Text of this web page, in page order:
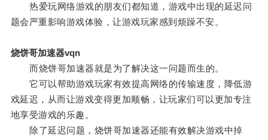
热爱玩网络游戏的朋友们都知道，游戏中出现的延迟问
题会严重影响游戏体验，让游戏玩家感到烦躁不安。
烧饼哥加速器vqn
而烧饼哥加速器就是为了解决这一问题而生的。
它可以帮助游戏玩家有效提高网络的传输速度，降低游
戏延迟，从而让游戏变得更加顺畅，让玩家们可以更加专注
地享受游戏的乐趣。
除了延迟问题，烧饼哥加速器还能有效解决游戏中掉